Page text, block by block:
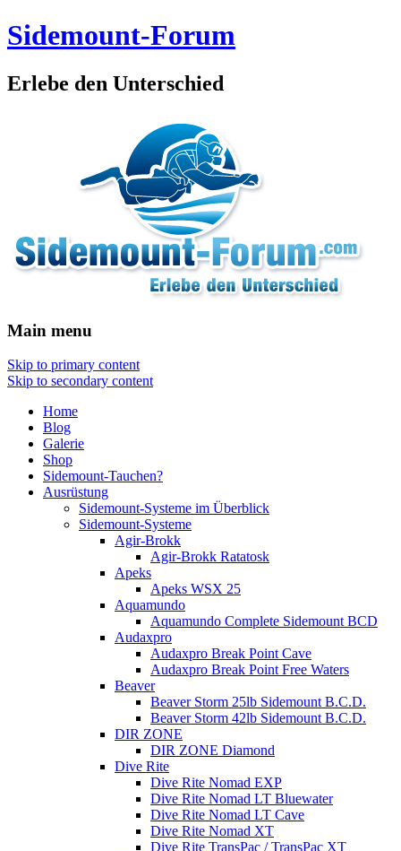
Sidemount-Forum
Erlebe den Unterschied
Main menu
Skip to primary content
Skip to secondary content
Home
Blog
Galerie
Shop
Sidemount-Tauchen?
Ausrüstung
Sidemount-Systeme im Überblick
Sidemount-Systeme
Agir-Brokk
Agir-Brokk Ratatosk
Apeks
Apeks WSX 25
Aquamundo
Aquamundo Complete Sidemount BCD
Audaxpro
Audaxpro Break Point Cave
Audaxpro Break Point Free Waters
Beaver
Beaver Storm 25lb Sidemount B.C.D.
Beaver Storm 42lb Sidemount B.C.D.
DIR ZONE
DIR ZONE Diamond
Dive Rite
Dive Rite Nomad EXP
Dive Rite Nomad LT Bluewater
Dive Rite Nomad LT Cave
Dive Rite Nomad XT
Dive Rite TransPac / TransPac XT